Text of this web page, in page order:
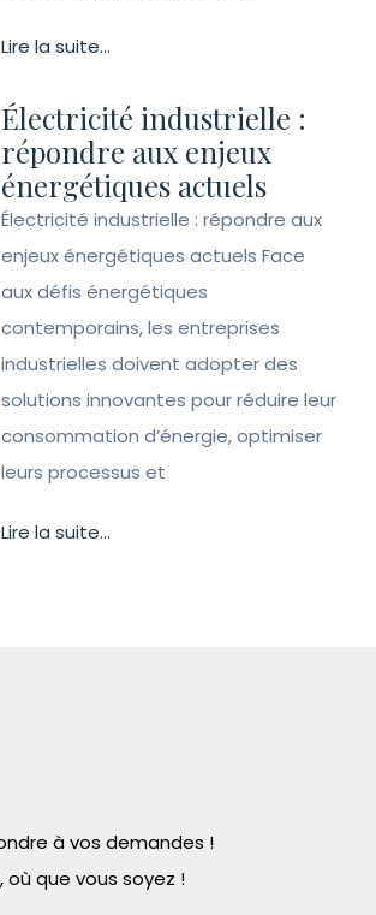
Lire la suite...
Électricité industrielle :
répondre aux enjeux
énergétiques actuels
Électricité industrielle : répondre aux
enjeux énergétiques actuels Face
aux défis énergétiques
contemporains, les entreprises
industrielles doivent adopter des
solutions innovantes pour réduire leur
consommation d’énergie, optimiser
leurs processus et
Lire la suite...
à vos demandes !
que vous soyez !